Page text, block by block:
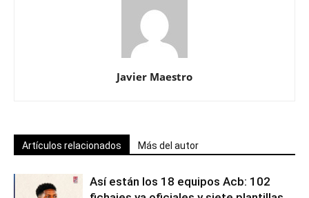
Javier Maestro
Artículos relacionados Más del autor
Así están los 18 equipos Acb: 102